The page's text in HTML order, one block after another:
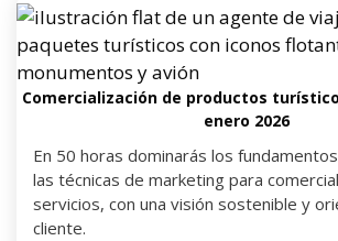
Comercialización de productos
enero 2026
En 50 horas dominarás los
las técnicas de marketing para
servicios, con una visión sostenible y
cliente.